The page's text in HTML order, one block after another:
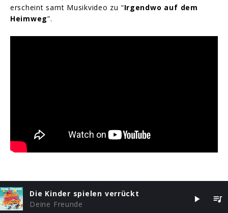
erscheint samt Musikvideo zu “Irgendwo auf dem
Heimweg”.
Die Kinder spielen verrückt
Deine Freunde